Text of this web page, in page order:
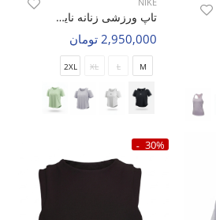
تاپ ورزشی زنانه نایک Nike Rivona W
2,950,000 تومان
M
L
XL
2XL
30%